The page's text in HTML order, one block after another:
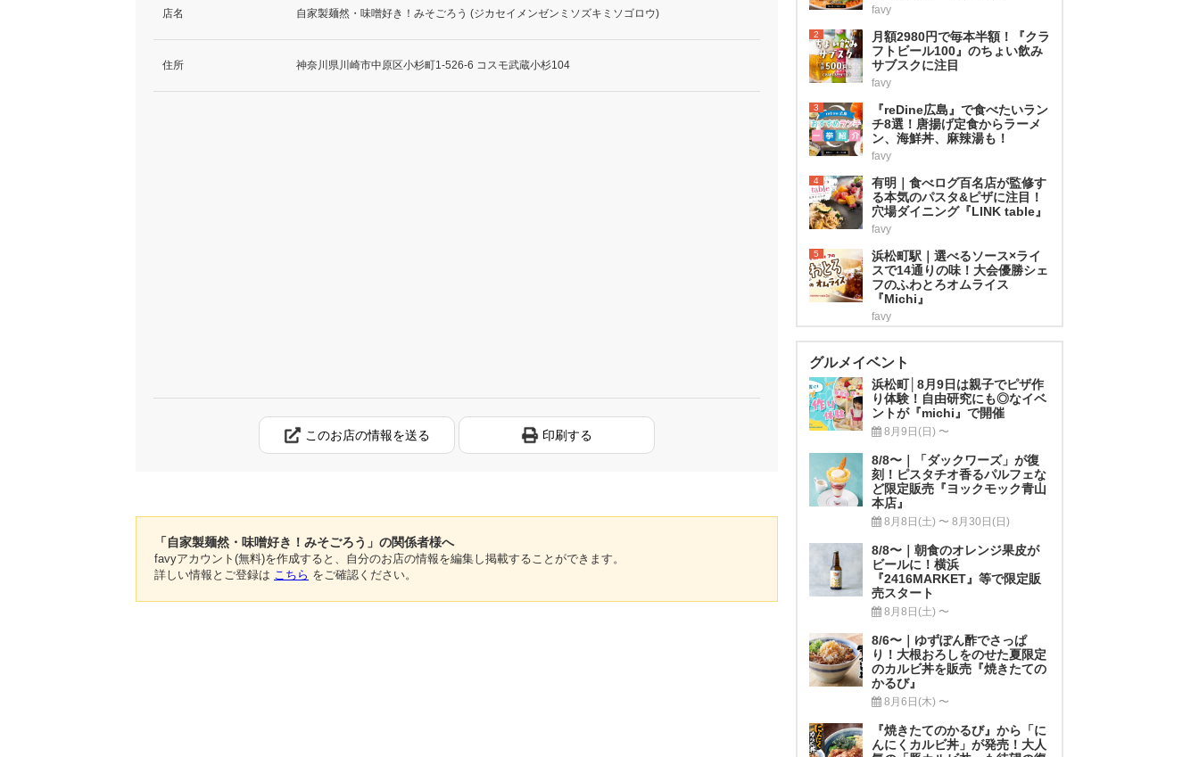
店名 自家製麺然・味噌好き！みそごろう (ジカセイメンゼンミソズキミソゴロウ)
住所 神奈川県川崎市中原区小杉町1-526-6 コスモ武蔵小杉104
このお店の情報を送る 印刷する
「自家製麺然・味噌好き！みそごろう」の関係者様へ
favyアカウント(無料)を作成すると、自分のお店の情報を編集し掲載することができます。
詳しい情報とご登録は こちら をご確認ください。
favy
2
月額2980円で毎本半額！『クラ
フトビール100』のちょい飲み
サブスクに注目
favy
3
『reDine広島』で食べたいラン
チ8選！唐揚げ定食からラーメ
ン、海鮮丼、麻辣湯も！
favy
4
有明｜食べログ百名店が監修す
る本気のパスタ&ピザに注目！
穴場ダイニング『LINK table』
favy
5
浜松町駅｜選べるソース×ライ
スで14通りの味！大会優勝シェ
フのふわとろオムライス
『Michi』
favy
グルメイベント
浜松町│8月9日は親子でピザ作
り体験！自由研究にも◎なイベ
ントが『michi』で開催
8月9日(日) 〜
8/8〜｜「ダックワーズ」が復
刻！ピスタチオ香るパルフェな
ど限定販売『ヨックモック青山
本店』
8月8日(土) 〜 8月30日(日)
8/8〜｜朝食のオレンジ果皮が
ビールに！横浜
『2416MARKET』等で限定販
売スタート
8月8日(土) 〜
8/6〜｜ゆずぽん酢でさっぱ
り！大根おろしをのせた夏限定
のカルビ丼を販売『焼きたての
かるび』
8月6日(木) 〜
『焼きたてのかるび』から「に
んにくカルビ丼」が発売！大人